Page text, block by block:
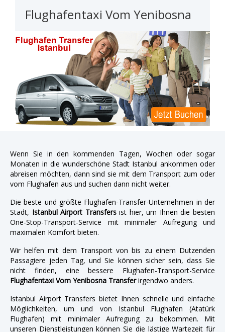
Flughafentaxi Vom Yenibosna
Wenn Sie in den kommenden Tagen, Wochen oder sogar
Monaten in die wunderschöne Stadt Istanbul ankommen oder
abreisen möchten, dann sind sie mit dem Transport zum oder
vom Flughafen aus und suchen dann nicht weiter.
Die beste und größte Flughafen-Transfer-Unternehmen in der
Stadt, Istanbul Airport Transfersist hier, um Ihnen die besten
One-Stop-Transport-Service mit minimaler Aufregung und
maximalen Komfort bieten.
Wir helfen mit dem Transport von bis zu einem Dutzenden
Passagiere jeden Tag, und Sie können sicher sein, dass Sie
nicht finden, eine bessere Flughafen-Transport-Service
Flughafentaxi Vom Yenibosna Transferirgendwo anders.
Istanbul Airport Transfers bietet Ihnen schnelle und einfache
Möglichkeiten, um und von Istanbul Flughafen (Atatürk
Flughafen) mit minimaler Aufregung zu bekommen. Mit
unseren Dienstleistungen können Sie die lästige Wartezeit für